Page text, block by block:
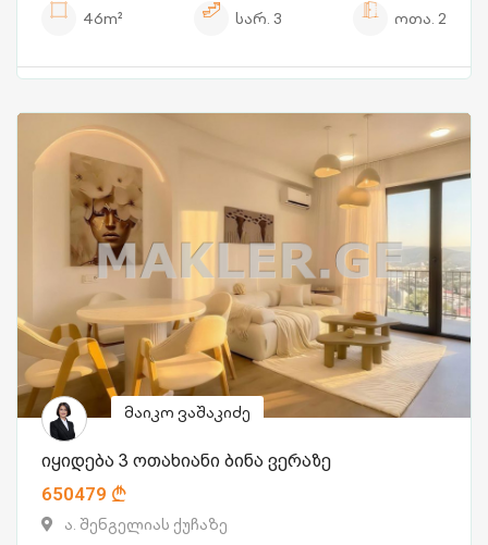
46m²
სარ. 3 ოთა. 2
მაიკო ვაშაკიძე
იყიდება 3 ოთახიანი ბინა ვერაზე
650479
ა. შენგელიას ქუჩაზე